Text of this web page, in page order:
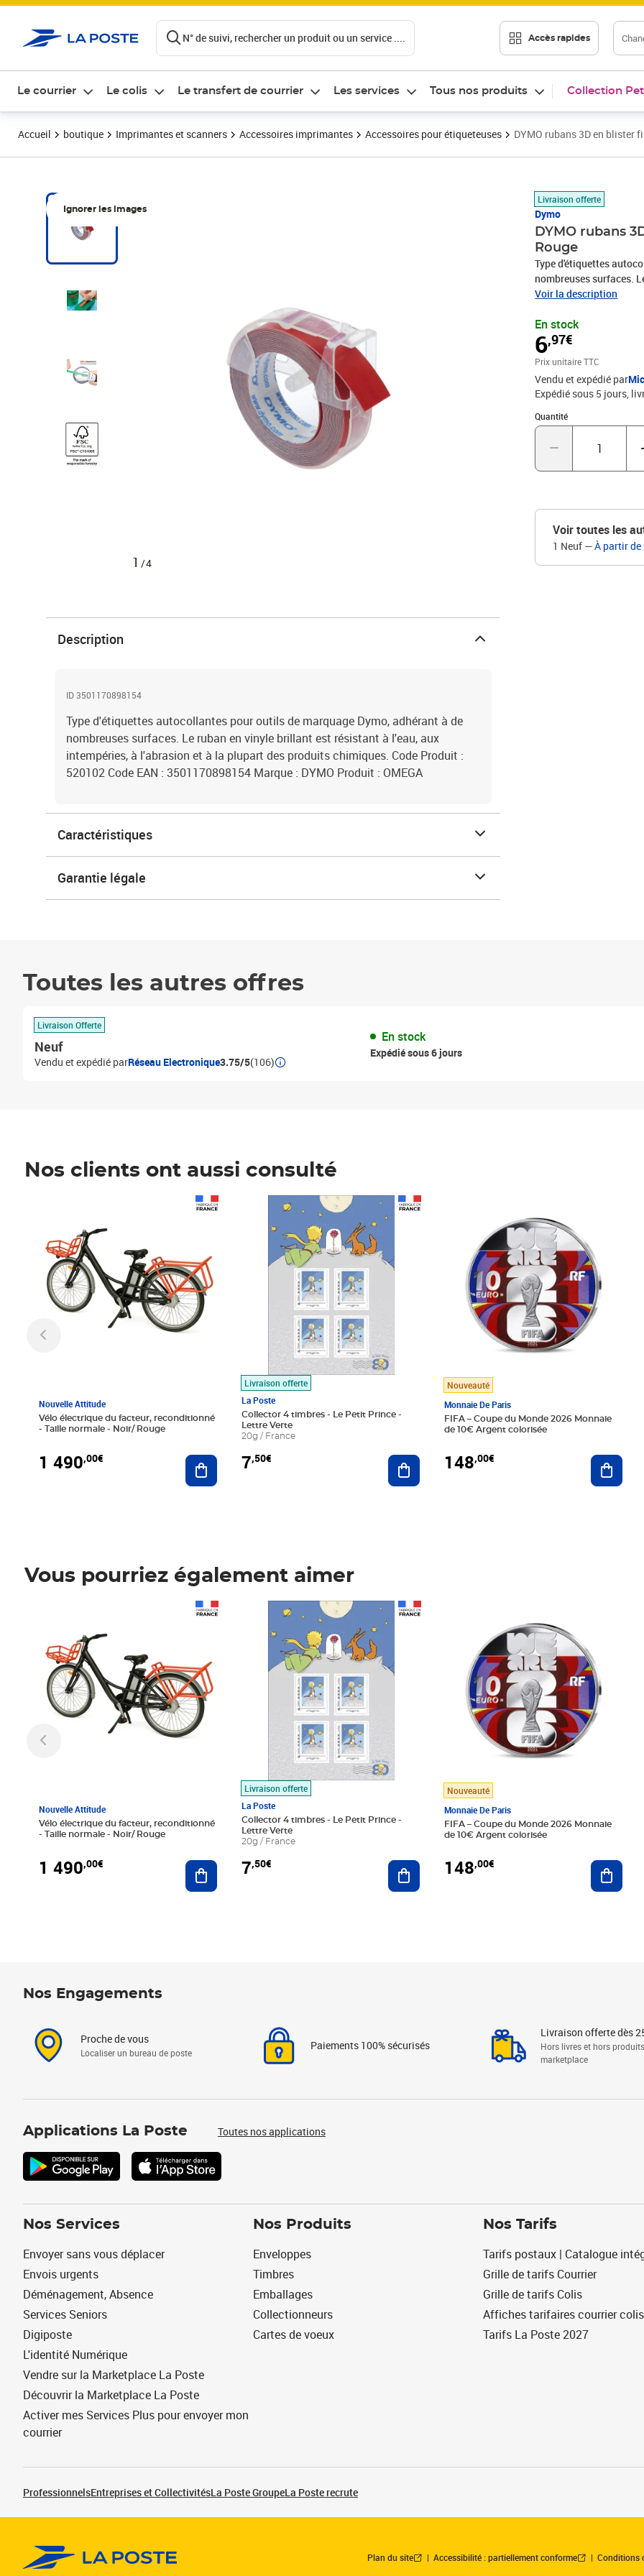
N° de suivi, rechercher un produit ou un service .... Accès rapides
Le courrier Le colis Le transfert de courrier Les services Tous nos produits Collection
Accueil boutique Imprimantes et scanners Accessoires imprimantes Accessoires pour étiqueteuses DYMO rubans 3D en blister
Ignorer les images
1 /4
Livraison offerte
Dymo
DYMO rubans
Rouge
Type d'étiquettes
nombreuses surfaces.
à l'abrasion et à la
Voir la description
En stock
6,97€
Prix 6,97€
Prix unitaire TTC
Vendu et expédié par
Expédié sous 5 jours
Quantité
Quantité : 1
Voir toutes les
1 Neuf —À partir de
Description
ID 3501170898154
Type d'étiquettes autocollantes pour outils de marquage Dymo, adhérant à de
nombreuses surfaces. Le ruban en vinyle brillant est résistant à l'eau, aux
intempéries, à l'abrasion et à la plupart des produits chimiques. Code Produit :
520102 Code EAN : 3501170898154 Marque : DYMO Produit : OMEGA
Caractéristiques
Garantie légale
Toutes les autres offres
Livraison Offerte
Neuf
Vendu et expédié parRéseau Electronique3.75/5(106)
En stock
Expédié sous 6 jours
Nos clients ont aussi consulté
Nouvelle Attitude
Vélo électrique du facteur, reconditionné
- Taille normale - Noir/ Rouge
1 490,00€ Ajouter au panier
Livraison offerte
La Poste
Collector 4 timbres - Le Petit Prince -
Lettre Verte
20g / France
7,50€
Prix 7,50€
Ajouter au panier
Nouveauté
Monnaie De Paris
FIFA – Coupe du Monde 2026 Monnaie
de 10€ Argent colorisée
148,00€
Vous pourriez également aimer
Nouvelle Attitude
Vélo électrique du facteur, reconditionné
- Taille normale - Noir/ Rouge
1 490,00€ Ajouter au panier
Livraison offerte
La Poste
Collector 4 timbres - Le Petit Prince -
Lettre Verte
20g / France
7,50€
Prix 7,50€
Ajouter au panier
Nouveauté
Monnaie De Paris
FIFA – Coupe du Monde 2026 Monnaie
de 10€ Argent colorisée
148,00€
Nos Engagements
Proche de vous
Localiser un bureau de poste
Paiements 100% sécurisés
Livraison offerte dès
Hors livres et hors produits
marketplace
Applications La Poste Toutes nos applications
Nos Services
Envoyer sans vous déplacer
Envois urgents
Déménagement, Absence
Services Seniors
Digiposte
L'identité Numérique
Vendre sur la Marketplace La Poste
Découvrir la Marketplace La Poste
Activer mes Services Plus pour envoyer mon
courrier
Nos Produits
Enveloppes
Timbres
Emballages
Collectionneurs
Cartes de voeux
Nos Tarifs
Tarifs postaux | Catalogue
Grille de tarifs Courrier
Grille de tarifs Colis
Affiches tarifaires courrier colis
Tarifs La Poste 2027
ProfessionnelsEntreprises et CollectivitésLa Poste GroupeLa Poste recrute
Plan du site Accessibilité : partiellement conforme Conditions